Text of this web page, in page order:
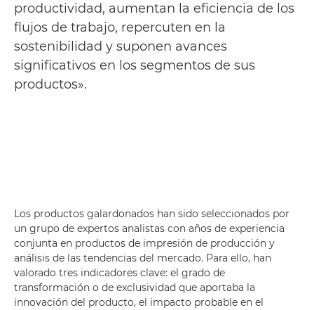
productividad, aumentan la eficiencia de los
flujos de trabajo, repercuten en la
sostenibilidad y suponen avances
significativos en los segmentos de sus
productos».
Los productos galardonados han sido seleccionados por
un grupo de expertos analistas con años de experiencia
conjunta en productos de impresión de producción y
análisis de las tendencias del mercado. Para ello, han
valorado tres indicadores clave: el grado de
transformación o de exclusividad que aportaba la
innovación del producto, el impacto probable en el